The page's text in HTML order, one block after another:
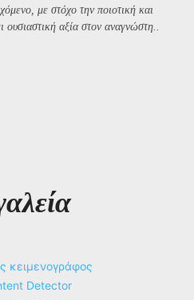
με στόχο την ποιοτική και
αξία στον αναγνώστη..
κειμενογράφος
Detector